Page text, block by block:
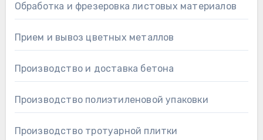
Обработка и фрезеровка листовых материалов
Прием и вывоз цветных металлов
Производство и доставка бетона
Производство полиэтиленовой упаковки
Производство тротуарной плитки